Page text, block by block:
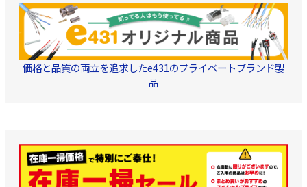
ーブルが動かない
定する為のパーツ
ブルホルダーは単
ご購入いただけます
こちらから COP-
単品パーツ ケーブ
ダー
・不織布1
ます。→こちら
場組立型 SCコネク
用工具 (ストリッパ
ッターホルダー 外
価格と品質の両立を追求したe431のプライベートブランド製
品